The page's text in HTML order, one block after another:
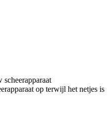
scheerapparaat
op terwijl het netjes is